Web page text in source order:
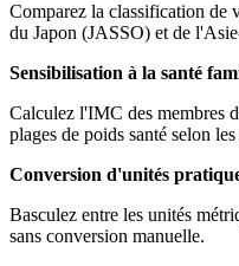
Comparez la classification de
du Japon (JASSO) et de
Sensibilisation à la santé
Calculez l'IMC des membres
plages de poids santé selon
Conversion d'unités
Basculez entre les unités
sans conversion manuelle.